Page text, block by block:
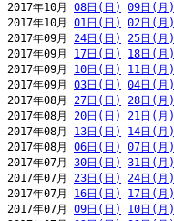
2017年10月 08日(日) 09日(月)
2017年10月 01日(日) 02日(月)
2017年09月 24日(日) 25日(月)
2017年09月 17日(日) 18日(月)
2017年09月 10日(日) 11日(月)
2017年09月 03日(日) 04日(月)
2017年08月 27日(日) 28日(月)
2017年08月 20日(日) 21日(月)
2017年08月 13日(日) 14日(月)
2017年08月 06日(日) 07日(月)
2017年07月 30日(日) 31日(月)
2017年07月 23日(日) 24日(月)
2017年07月 16日(日) 17日(月)
2017年07月 09日(日) 10日(月)